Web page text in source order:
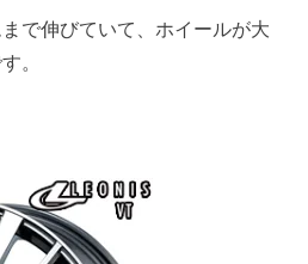
で伸びていて、ホイールが大
。